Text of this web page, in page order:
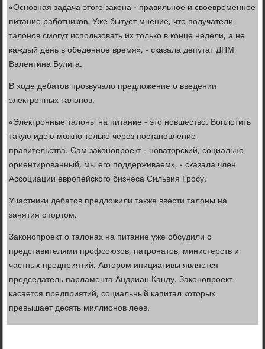
«Основная задача этого закона - правильное и своевременное
питание работников. Уже бытует мнение, что получатели
талонов смогут использовать их только в конце недели, а не
каждый день в обеденное время», - сказала депутат ДПМ
Валентина Булига.
В ходе дебатов прозвучало предложение о введении
электронных талонов.
«Электронные талоны на питание - это новшество. Воплотить
такую идею можно только через постановление
правительства. Сам законопроект - новаторский, социально
ориентированный, мы его поддерживаем», - сказала член
Ассоциации европейского бизнеса Сильвия Гросу.
Участники дебатов предложили также ввести талоны на
занятия спортом.
Законопроект о талонах на питание уже обсудили с
представителями профсоюзов, патронатов, министерств и
частных предприятий. Автором инициативы является
председатель парламента Андриан Канду. Законопроект
касается предприятий, социальный капитал которых
превышает десять миллионов леев.